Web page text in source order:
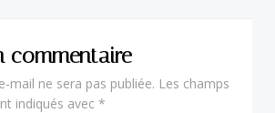
commentaire
mail ne sera pas publiée. Les champs
indiqués avec *